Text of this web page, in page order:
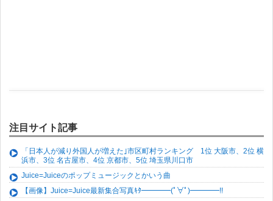
注目サイト記事
「日本人が減り外国人が増えた｣市区町村ランキング 1位 大阪市、2位 横
浜市、3位 名古屋市、4位 京都市、5位 埼玉県川口市
Juice=Juiceのポップミュージックとかいう曲
【画像】Juice=Juice最新集合写真ｷﾀ━━━━(ﾟ∀ﾟ)━━━━!!